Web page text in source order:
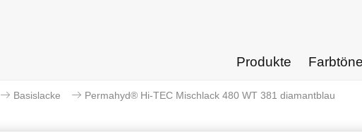
Produkte Farbtöne
Basislacke Permahyd® Hi-TEC Mischlack 480 WT 381 diamantblau